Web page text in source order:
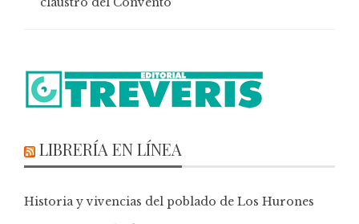
LIBRERÍA EN LÍNEA
Historia y vivencias del poblado de Los Hurones